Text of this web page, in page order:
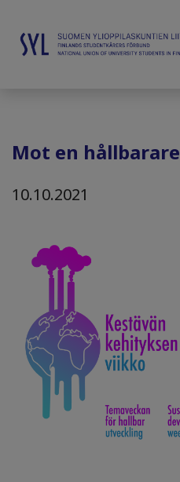
Mot en
10.10.2021